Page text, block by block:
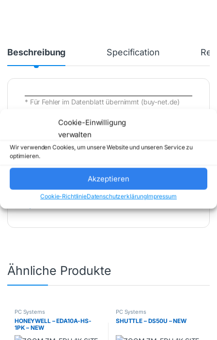
Cookie-Einwilligung
verwalten
Wir verwenden Cookies, um unsere Website und unseren Service zu
optimieren.
Akzeptieren
Cookie-RichtlinieDatenschutzerklärungImpressum
Beschreibung Specification
* Für Fehler im Datenblatt übernimmt (buy-net.de)
202608062000 )
Artikelnummer:12U60002GE Kategorie:
Ähnliche Produkte
PC Systems
HONEYWELL – EDA10A-HS-
1PK – NEW
PC Systems
SHUTTLE – DS50U – NEW